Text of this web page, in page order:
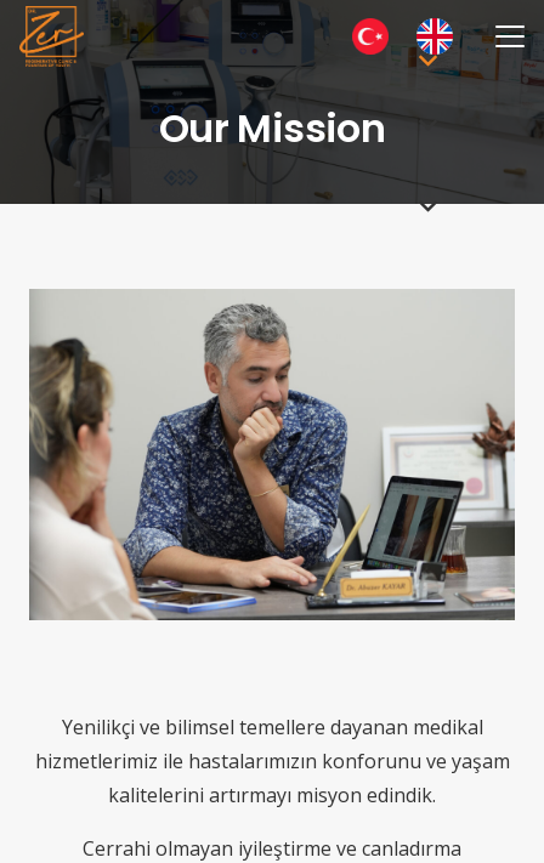
Our Mission
Yenilikçi ve bilimsel temellere dayanan medikal
hizmetlerimiz ile hastalarımızın konforunu ve yaşam
kalitelerini artırmayı misyon edindik.
Cerrahi olmayan iyileştirme ve canladırma